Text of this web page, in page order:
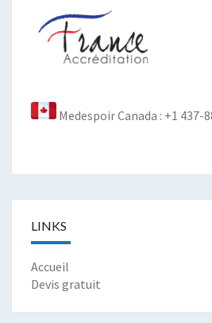
Medespoir Canada : +1 437-
LINKS
Accueil
Devis gratuit